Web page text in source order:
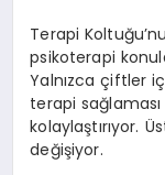
Terapi
psikoterapi
Yalnızca çiftler
terapi
kolaylaştırıyor.
değişiyor.